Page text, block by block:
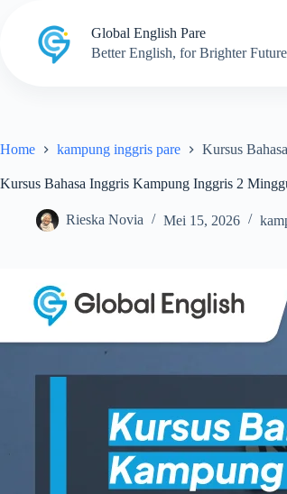
content
Global English Pare
Better English, for Brighter Future
Home kampung inggris pare Kursus
Kursus Bahasa Inggris Kampung Inggris 2
Rieska Novia Mei 15, 2026